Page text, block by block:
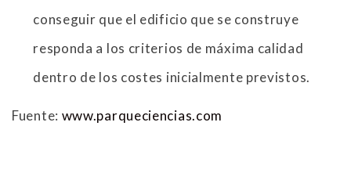
conseguir que el edificio que se construye
responda a los criterios de máxima calidad
dentro de los costes inicialmente previstos.
Fuente: www.parqueciencias.com